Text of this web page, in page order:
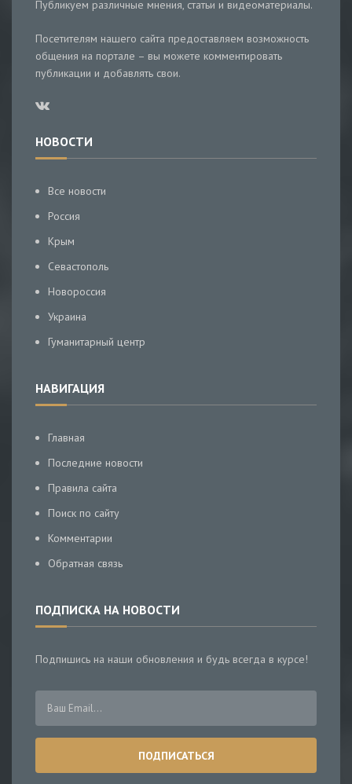
Публикуем различные мнения, статьи и видеоматериалы.
Посетителям нашего сайта предоставляем возможность
общения на портале – вы можете комментировать
публикации и добавлять свои.
НОВОСТИ
Все новости
Россия
Крым
Севастополь
Новороссия
Украина
Гуманитарный центр
НАВИГАЦИЯ
Главная
Последние новости
Правила сайта
Поиск по сайту
Комментарии
Обратная связь
ПОДПИСКА НА НОВОСТИ
Подпишись на наши обновления и будь всегда в курсе!